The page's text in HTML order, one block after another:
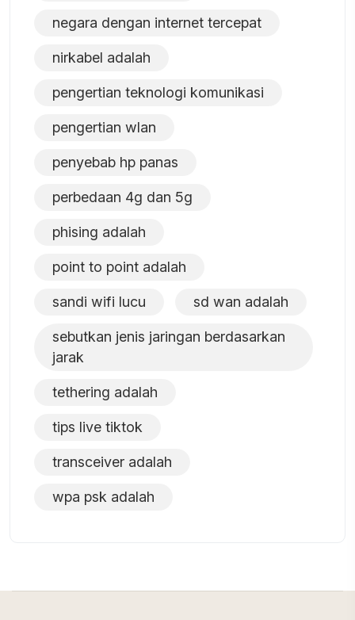
negara dengan internet tercepat
nirkabel adalah
pengertian teknologi komunikasi
pengertian wlan
penyebab hp panas
perbedaan 4g dan 5g
phising adalah
point to point adalah
sandi wifi lucu sd wan adalah
sebutkan jenis jaringan berdasarkan
jarak
tethering adalah
tips live tiktok
transceiver adalah
wpa psk adalah